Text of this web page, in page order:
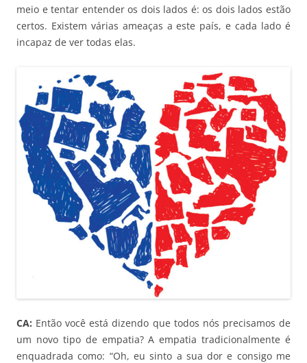
meio e tentar entender os dois lados é: os dois lados estão
certos. Existem várias ameaças a este país, e cada lado é
incapaz de ver todas elas.
CA: Então você está dizendo que todos nós precisamos de
um novo tipo de empatia? A empatia tradicionalmente é
enquadrada como: “Oh, eu sinto a sua dor e consigo me